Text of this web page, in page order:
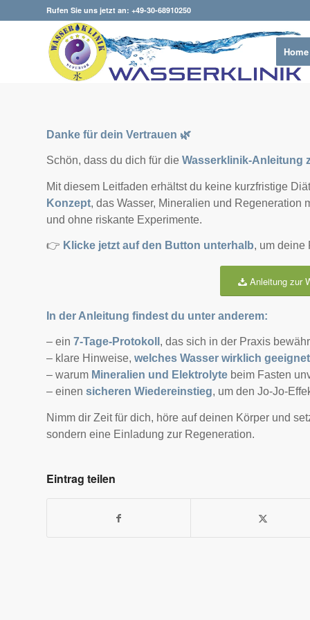
Rufen Sie uns jetzt an: +49-30-68910250
Home
Danke für dein Vertrauen 🌿
Schön, dass du dich für die Wasserklinik-Anleitung
Mit diesem Leitfaden erhältst du keine kurzfristige
Konzept, das Wasser, Mineralien und Regeneration
und ohne riskante Experimente.
👉 Klicke jetzt auf den Button unterhalb, um deine
Anleitung zur
In der Anleitung findest du unter anderem:
– ein 7-Tage-Protokoll , das sich in der Praxis
– klare Hinweise, welches Wasser wirklich
– warum Mineralien und Elektrolyte beim Fasten
– einen sicheren Wiedereinstieg, um den Jo-Jo-
Nimm dir Zeit für dich, höre auf deinen Körper und
sondern eine Einladung zur Regeneration.
Eintrag teilen